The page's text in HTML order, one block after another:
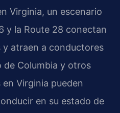
Virginia, un escenario
y la Route 28 conectan
y atraen a conductores
de Columbia y otros
Virginia pueden
en su estado de